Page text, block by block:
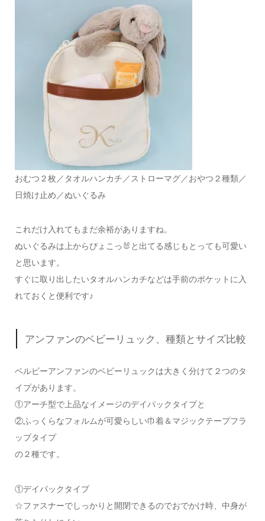
おむつ２枚／タオルハンカチ／ストローマグ／おやつ２種類／
日焼け止め／ぬいぐるみ
これだけ入れてもまだ余裕がありますね。
ぬいぐるみは上からぴょこっ🐰と出てる感じもとっても可愛い
と思います。
すぐに取り出したいタオルハンカチなどは手前のポケットに入
れておくと便利です♪
アンファンのベビーリュック、種類とサイズ比較
ベルビーアンファンのベビーリュックは大きく分けて２つのタ
イプがあります。
①アーチ型で上品なイメージのデイパックタイプと
②ふっくらなフォルムが可愛らしい巾着＆マジックテープフラ
ップタイプ
の２種です。
①デイパックタイプ
☆ファスナーでしっかりと開閉できるのでおでかけ時、中身が